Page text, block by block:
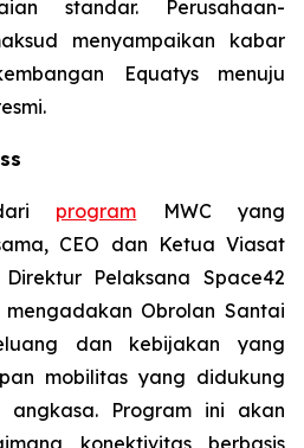
standar. Perusahaan-
menyampaikan kabar
Equatys menuju
program MWC yang
CEO dan Ketua Viasat
Pelaksana Space42
Obrolan Santai
dan kebijakan yang
mobilitas yang didukung
Program ini akan
konektivitas berbasis